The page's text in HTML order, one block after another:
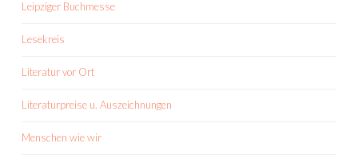
Leipziger Buchmesse
Lesekreis
Literatur vor Ort
Literaturpreise u. Auszeichnungen
Menschen wie wir